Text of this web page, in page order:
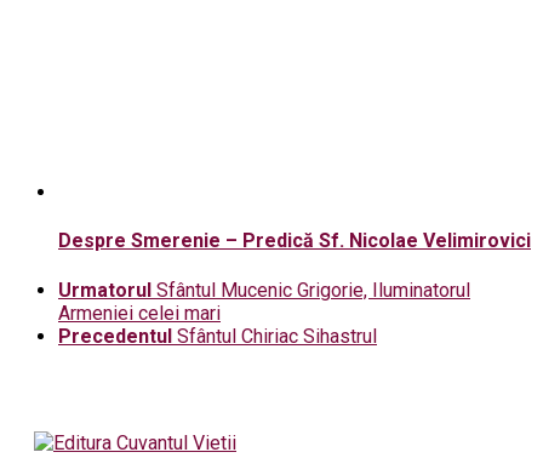
Despre Smerenie – Predică Sf. Nicolae Velimirovici
Urmatorul Sfântul Mucenic Grigorie, Iluminatorul
Armeniei celei mari
Precedentul Sfântul Chiriac Sihastrul